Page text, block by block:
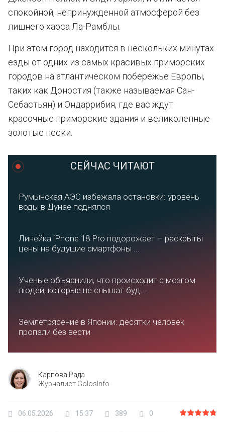
спокойной, непринужденной атмосферой без
лишнего хаоса Ла-Рамблы.
При этом город находится в нескольких минутах
езды от одних из самых красивых приморских
городов на атлантическом побережье Европы,
таких как Доностия (также называемая Сан-
Себастьян) и Ондаррибия, где вас ждут
красочные приморские здания и великолепные
золотые пески.
СЕЙЧАС ЧИТАЮТ
Румынская АЭС избежала остановки: уровень
воды в Дунае поднялся
Линейка iPhone 18 Pro подорожает – раскрыты
цены на будущие смартфоны ...
Ученые объяснили, что происходит с мозгом
людей, которые не слышат буд...
Землетрясение в Японии: десятки человек
пропали без вести
Карпова Рада
Журналист GolosInfo
06.05.2026 15:37 389 0